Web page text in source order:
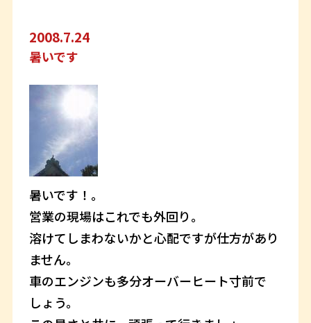
2008.7.24
暑いです
暑いです！。
営業の現場はこれでも外回り。
溶けてしまわないかと心配ですが仕方があり
ません。
車のエンジンも多分オーバーヒート寸前で
しょう。